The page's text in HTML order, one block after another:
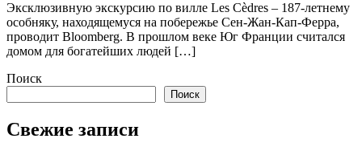
Эксклюзивную экскурсию по вилле Les Cèdres – 187-летнему
особняку, находящемуся на побережье Сен-Жан-Кап-Ферра,
проводит Bloomberg. В прошлом веке Юг Франции считался
домом для богатейших людей […]
Поиск
Поиск
Свежие записи